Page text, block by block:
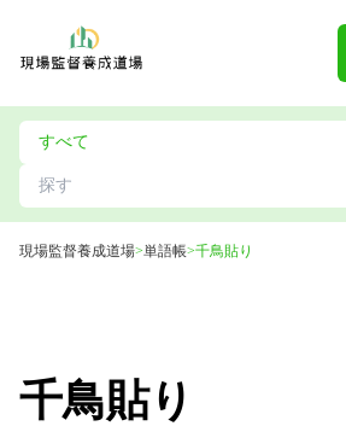
現場監督養成道場>単語帳>千鳥貼り
千鳥貼り